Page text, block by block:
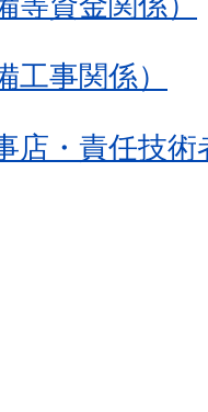
事関係）
店・責任技術